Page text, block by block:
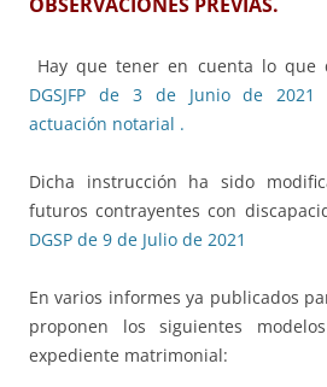
OBSERVACIONES PREVIAS.
Hay que tener en cuenta lo que
DGSJFP de 3 de Junio de
actuación notarial .
Dicha instrucción ha sido
futuros contrayentes con
DGSP de 9 de Julio de 2021
En varios informes ya publicados
proponen los siguientes
expediente matrimonial: